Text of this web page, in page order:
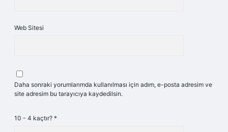
Web Sitesi
Daha sonraki yorumlarımda kullanılması için adım, e-posta adresim ve
site adresim bu tarayıcıya kaydedilsin.
10 - 4 kaçtır? *